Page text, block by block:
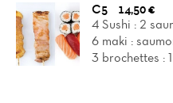
C5
14,50 €
4 Sushi : 2
6 maki :
3 brochettes :